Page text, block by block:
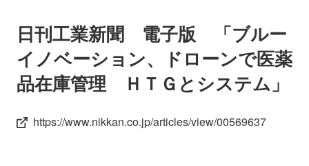
IR情報 English
日刊工業新聞 電子版 「ブルー
イノベーション、ドローンで医薬
品在庫管理 ＨＴＧとシステム」
https://www.nikkan.co.jp/articles/view/00569637